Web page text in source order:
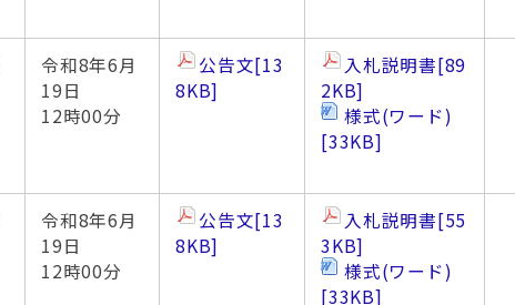
令和8年6月
19日
12時00分
公告文[13
8KB]
入札説明書[89
2KB]
様式(ワード)
[33KB]
令和8年6月
19日
12時00分
公告文[13
8KB]
入札説明書[55
3KB]
様式(ワード)
[33KB]